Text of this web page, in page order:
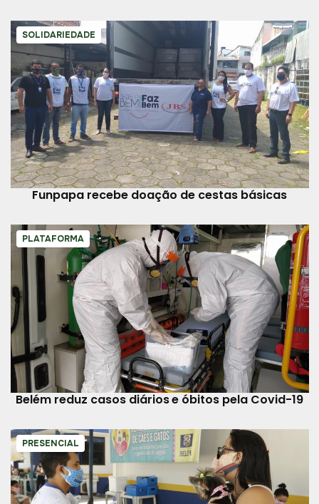
SOLIDARIEDADE
Funpapa recebe doação de cestas básicas
PLATAFORMA
Belém reduz casos diários e óbitos pela Covid-19
PRESENCIAL